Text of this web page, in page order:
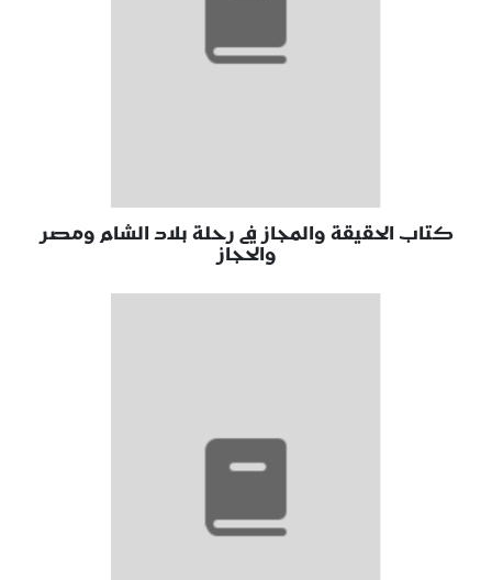
كتاب الحقيقة والمجاز في رحلة بلاد الشام ومصر
والحجاز